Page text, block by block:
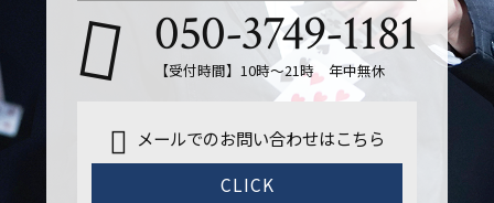
050-3749-1181
【受付時間】10時～21時 年中無休
メールでのお問い合わせはこちら
CLICK